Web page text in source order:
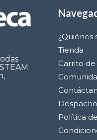
¿Quiénes
Tienda
Carrito
Política